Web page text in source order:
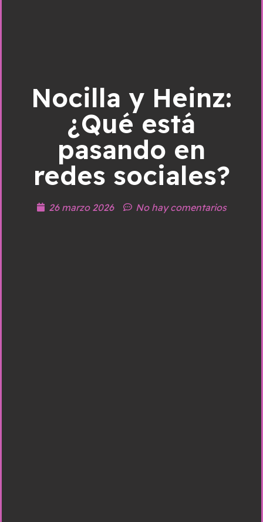
Nocilla y Heinz:
¿Qué está
pasando en
redes sociales?
26 marzo 2026 No hay comentarios